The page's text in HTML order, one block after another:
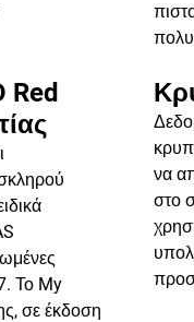
Red
Το My
σε έκδοση
να
στο